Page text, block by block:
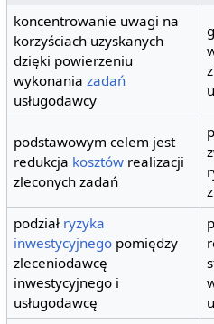
koncentrowanie uwagi na
korzyściach uzyskanych
dzięki powierzeniu
wykonaniazadań
usługodawcy
podstawowym celem jest
redukcja kosztów realizacji
zleconych zadań
podział ryzyka
inwestycyjnego pomiędzy
zleceniodawcę
inwestycyjnego i
usługodawcę